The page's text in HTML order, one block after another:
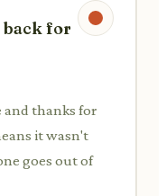
back for
and thanks for
it wasn't
goes out of